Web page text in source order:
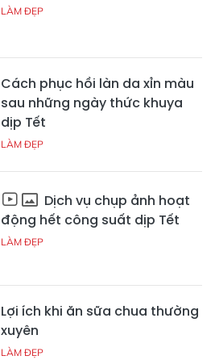
LÀM ĐẸP
Cách phục hồi làn da xỉn màu
sau những ngày thức khuya
dịp Tết
LÀM ĐẸP
Dịch vụ chụp ảnh hoạt
động hết công suất dịp Tết
LÀM ĐẸP
Lợi ích khi ăn sữa chua thường
xuyên
LÀM ĐẸP